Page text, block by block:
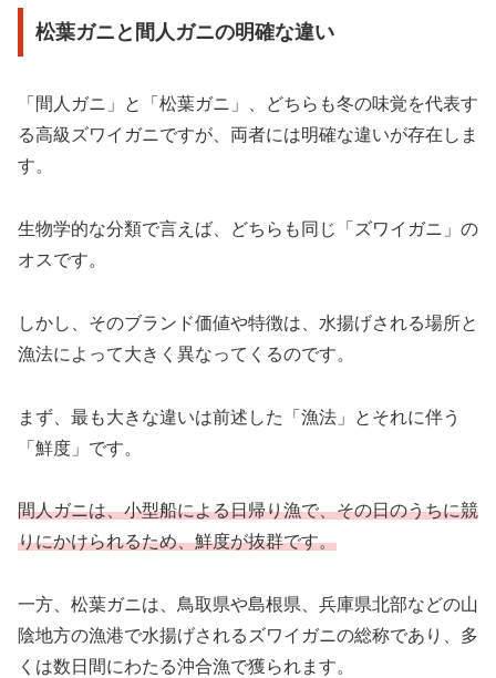
松葉ガニと間人ガニの明確な違い
「間人ガニ」と「松葉ガニ」、どちらも冬の味覚を代表す
る高級ズワイガニですが、両者には明確な違いが存在しま
す。
生物学的な分類で言えば、どちらも同じ「ズワイガニ」の
オスです。
しかし、そのブランド価値や特徴は、水揚げされる場所と
漁法によって大きく異なってくるのです。
まず、最も大きな違いは前述した「漁法」とそれに伴う
「鮮度」です。
間人ガニは、小型船による日帰り漁で、その日のうちに競
りにかけられるため、鮮度が抜群です。
一方、松葉ガニは、鳥取県や島根県、兵庫県北部などの山
陰地方の漁港で水揚げされるズワイガニの総称であり、多
くは数日間にわたる沖合漁で獲られます。